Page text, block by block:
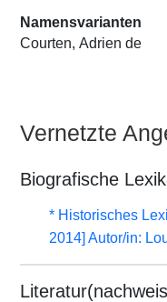
Namensvarianten
Courten, Adrien de
Vernetzte
Biografische
* Historisches
2014] Autor/in: